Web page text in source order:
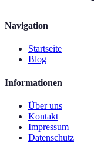
Navigation
Startseite
Blog
Informationen
Über uns
Kontakt
Impressum
Datenschutz